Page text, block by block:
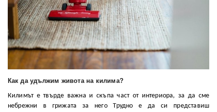
Как да удължим живота на килима?
Килимът е твърде важна и скъпа част от интериора, за да сме
небрежни в грижата за него Трудно е да си представиш